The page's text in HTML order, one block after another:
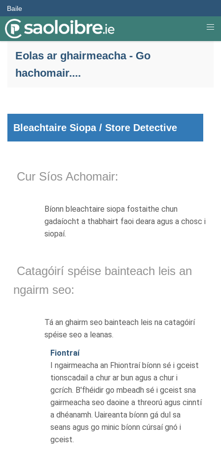
Baile
Eolas ar ghairmeacha - Go
hachomair....
Bleachtaire Siopa / Store Detective
Cur Síos Achomair:
Bíonn bleachtaire siopa fostaithe chun
gadaíocht a thabhairt faoi deara agus a chosc i
siopaí.
Catagóirí spéise bainteach leis an
ngairm seo:
Tá an ghairm seo bainteach leis na catagóirí
spéise seo a leanas.
Fiontraí
I ngairmeacha an Fhiontraí bíonn sé i gceist
tionscadail a chur ar bun agus a chur i
gcrích. B'fhéidir go mbeadh sé i gceist sna
gairmeacha seo daoine a threorú agus cinntí
a dhéanamh. Uaireanta bíonn gá dul sa
seans agus go minic bíonn cúrsaí gnó i
gceist.